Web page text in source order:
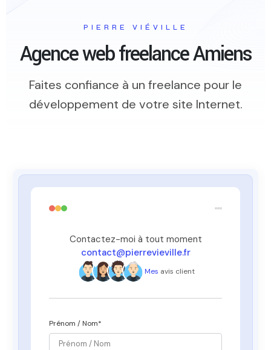
PIERRE VIÉVILLE
Agence web freelanceAmiens
Faites confiance à un freelance pour le
développement de votre site Internet.
Contactez-moi à tout moment
contact@pierrevieville.fr
Mes avis client
Prénom / Nom*